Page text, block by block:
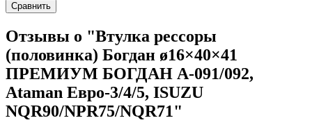
Сравнить
Отзывы о "Втулка рессоры
(половинка) Богдан ø16×40×41
ПРЕМИУМ БОГДАН А-091/092,
Ataman Евро-3/4/5, ISUZU
NQR90/NPR75/NQR71"